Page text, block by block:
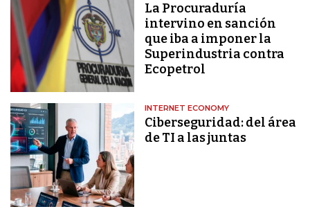
La Procuraduría
intervino en sanción
que iba a imponer la
Superindustria contra
Ecopetrol
INTERNET ECONOMY
Ciberseguridad: del área
de TI a las juntas